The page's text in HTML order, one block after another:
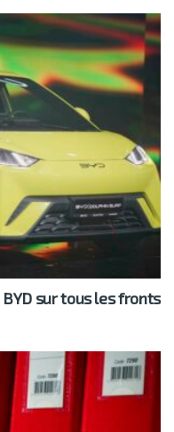
sur tous les fronts